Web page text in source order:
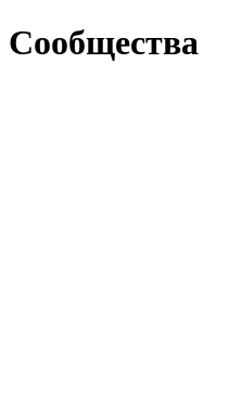
Сообщества